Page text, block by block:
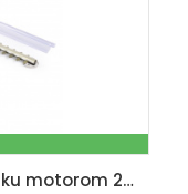
RAHT 5220 SET - plotostrih s aku motorom 20 V + 2Ah baterie + nabíječka